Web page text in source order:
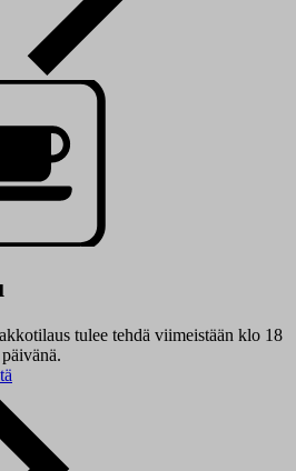
tulee tehdä viimeistään klo 18